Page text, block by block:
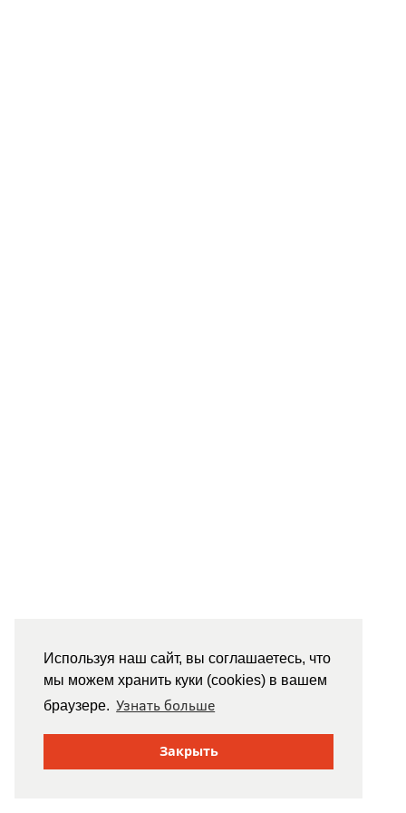
Используя наш сайт, вы соглашаетесь, что
мы можем хранить куки (cookies) в вашем
браузере. Узнать больше
Закрыть